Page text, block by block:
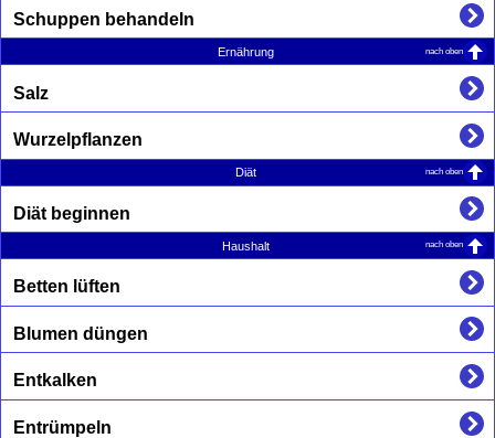
Schuppen behandeln
Ernährung nach oben
Salz
Wurzelpflanzen
Diät nach oben
Diät beginnen
Haushalt nach oben
Betten lüften
Blumen düngen
Entkalken
Entrümpeln